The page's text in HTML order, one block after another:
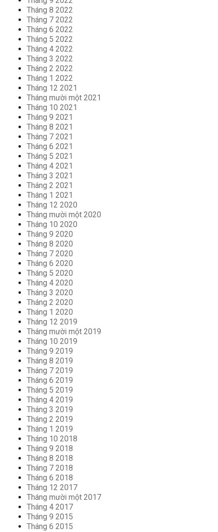
Tháng 8 2022
Tháng 7 2022
Tháng 6 2022
Tháng 5 2022
Tháng 4 2022
Tháng 3 2022
Tháng 2 2022
Tháng 1 2022
Tháng 12 2021
Tháng mười một 2021
Tháng 10 2021
Tháng 9 2021
Tháng 8 2021
Tháng 7 2021
Tháng 6 2021
Tháng 5 2021
Tháng 4 2021
Tháng 3 2021
Tháng 2 2021
Tháng 1 2021
Tháng 12 2020
Tháng mười một 2020
Tháng 10 2020
Tháng 9 2020
Tháng 8 2020
Tháng 7 2020
Tháng 6 2020
Tháng 5 2020
Tháng 4 2020
Tháng 3 2020
Tháng 2 2020
Tháng 1 2020
Tháng 12 2019
Tháng mười một 2019
Tháng 10 2019
Tháng 9 2019
Tháng 8 2019
Tháng 7 2019
Tháng 6 2019
Tháng 5 2019
Tháng 4 2019
Tháng 3 2019
Tháng 2 2019
Tháng 1 2019
Tháng 10 2018
Tháng 9 2018
Tháng 8 2018
Tháng 7 2018
Tháng 6 2018
Tháng 12 2017
Tháng mười một 2017
Tháng 4 2017
Tháng 9 2015
Tháng 6 2015